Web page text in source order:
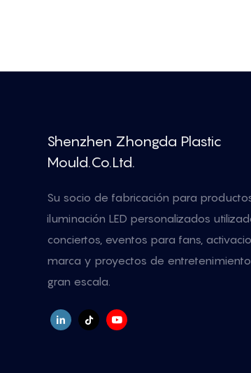
Shenzhen Zhongda Plastic
Mould.Co.Ltd.
Su socio de fabricación para
iluminación LED personalizados
conciertos, eventos para fans,
marca y proyectos de
gran escala.